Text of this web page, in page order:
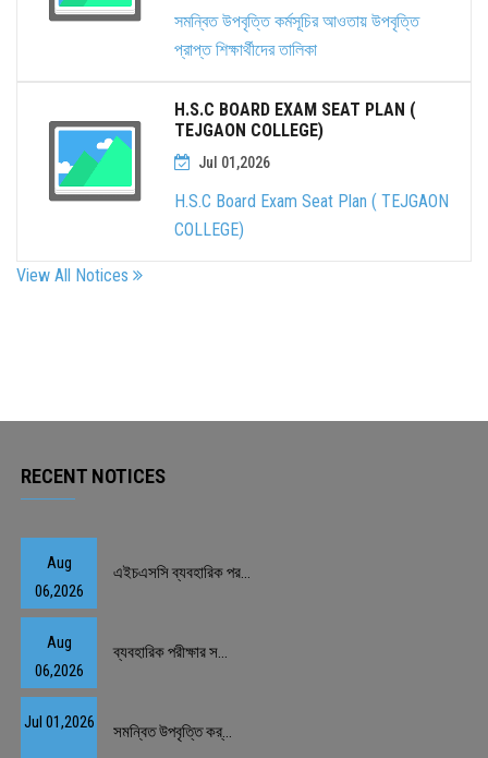
সমন্বিত উপবৃত্তি কর্মসূচির আওতায় উপবৃত্তি
প্রাপ্ত শিক্ষার্থীদের তালিকা
H.S.C BOARD EXAM SEAT PLAN (
TEJGAON COLLEGE)
Jul 01,2026
H.S.C Board Exam Seat Plan ( TEJGAON
COLLEGE)
View All Notices
RECENT NOTICES
Aug
06,2026
এইচএসসি ব্যবহারিক পর...
Aug
06,2026
ব্যবহারিক পরীক্ষার স...
Jul 01,2026
সমন্বিত উপবৃত্তি কর্...